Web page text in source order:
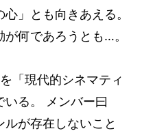
」とも向きあえる。
が何であろうとも…。
「現代的シネマティ
いる。 メンバー曰
ルが存在しないこと